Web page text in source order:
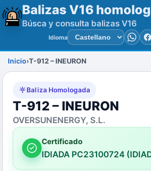
Balizas V16
Búsca y consulta balizas V16
Idioma
Inicio T-912 – INEURON
Baliza Homologada
T-912 – INEURON
OVERSUNENERGY, S.L.
Certificado
IDIADA PC23100724